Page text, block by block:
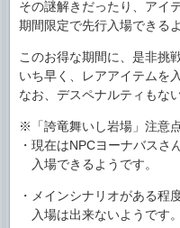
その謎解きだったり、アイ
期間限定で先行入場できる
このお得な期間に、是非挑
いち早く、レアアイテムを
なお、デスペナルティもな
※「誇竜舞いし岩場」注意
・現在はNPCヨーナバスさ
入場できるようです。
・メインシナリオがある程
入場は出来ないようです。